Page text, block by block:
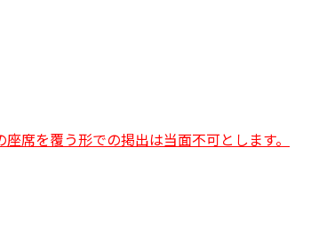
を覆う形での掲出は当面不可とします。